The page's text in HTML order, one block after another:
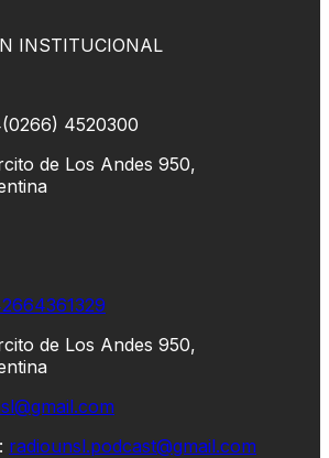
INSTITUCIONAL
4520300
de Los Andes 950,
de Los Andes 950,
radiounsl.podcast@gmail.com